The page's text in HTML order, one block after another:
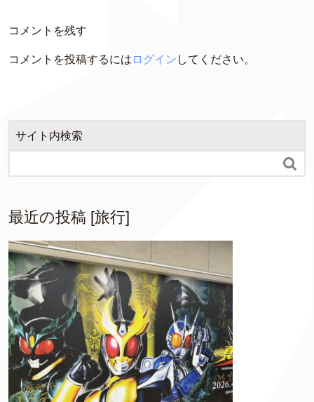
コメントを残す
コメントを投稿するには ログイン してください。
サイト内検索

最近の投稿 [旅行]